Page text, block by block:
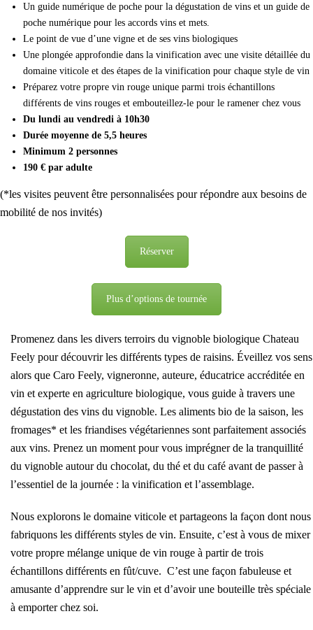
Un guide numérique de poche pour la dégustation de vins et un guide de
poche numérique pour les accords vins et mets.
Le point de vue d’une vigne et de ses vins biologiques
Une plongée approfondie dans la vinification avec une visite détaillée du
domaine viticole et des étapes de la vinification pour chaque style de vin
Préparez votre propre vin rouge unique parmi trois échantillons
différents de vins rouges et embouteillez-le pour le ramener chez vous
Du lundi au vendredi à 10h30
Durée moyenne de 5,5 heures
Minimum 2 personnes
190 € par adulte
(*les visites peuvent être personnalisées pour répondre aux besoins de
mobilité de nos invités)
Réserver
Plus d’options de tournée
Promenez dans les divers terroirs du vignoble biologique Chateau
Feely pour découvrir les différents types de raisins. Éveillez vos sens
alors que Caro Feely, vigneronne, auteure, éducatrice accréditée en
vin et experte en agriculture biologique, vous guide à travers une
dégustation des vins du vignoble. Les aliments bio de la saison, les
fromages* et les friandises végétariennes sont parfaitement associés
aux vins. Prenez un moment pour vous imprégner de la tranquillité
du vignoble autour du chocolat, du thé et du café avant de passer à
l’essentiel de la journée : la vinification et l’assemblage.
Nous explorons le domaine viticole et partageons la façon dont nous
fabriquons les différents styles de vin. Ensuite, c’est à vous de mixer
votre propre mélange unique de vin rouge à partir de trois
échantillons différents en fût/cuve. C’est une façon fabuleuse et
amusante d’apprendre sur le vin et d’avoir une bouteille très spéciale
à emporter chez soi.